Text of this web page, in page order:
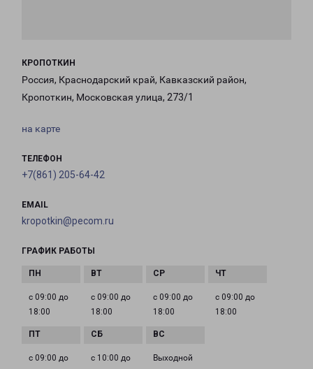
КРОПОТКИН
Россия, Краснодарский край, Кавказский район,
Кропоткин, Московская улица, 273/1
на карте
ТЕЛЕФОН
+7(861) 205-64-42
EMAIL
kropotkin@pecom.ru
ГРАФИК РАБОТЫ
с 09:00 до
18:00
с 09:00 до
18:00
с 09:00 до
18:00
с 09:00 до
18:00
с 09:00 до
с 10:00 до
Выходной